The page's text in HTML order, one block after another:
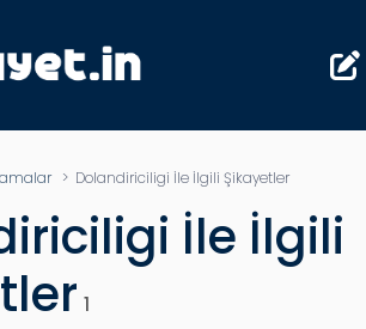
> Dolandiriciligi İle İlgili Şikayetler
İle İlgili
1